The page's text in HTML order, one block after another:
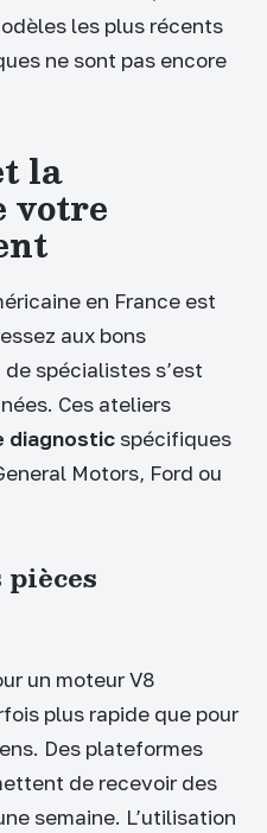
les plus récents
ne sont pas encore
la
votre
en France est
aux bons
spécialistes s’est
Ces ateliers
diagnostic spécifiques
Motors, Ford ou
un moteur V8
plus rapide que pour
Des plateformes
de recevoir des
semaine. L’utilisation